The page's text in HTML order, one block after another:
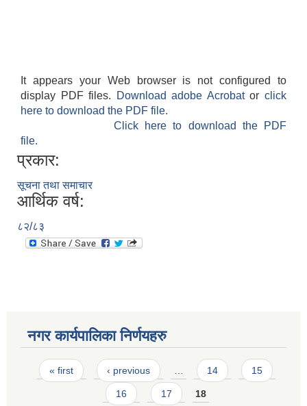
It appears your Web browser is not configured to
display PDF files.
Download adobe Acrobatorclick
here to download the PDF file.
Click here to download the PDF
file.
प्रकार:
सूचना तथा समाचार
आर्थिक वर्ष:
८२/८३
नगर कार्यपालिका निर्णयहरु
Pages
« first ‹ previous … 14 15
16 17 18